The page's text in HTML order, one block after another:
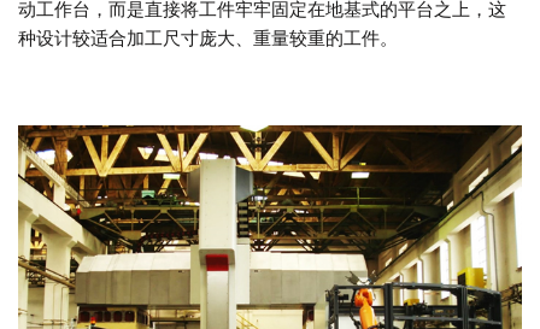
动工作台，而是直接将工件牢牢固定在地基式的平台之上，这
种设计较适合加工尺寸庞大、重量较重的工件。​​